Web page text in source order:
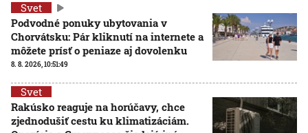
Svet
Podvodné ponuky ubytovania v
Chorvátsku: Pár kliknutí na internete a
môžete prísť o peniaze aj dovolenku
8. 8. 2026, 10:51:49
Svet
Rakúsko reaguje na horúčavy, chce
zjednodušiť cestu ku klimatizáciám.